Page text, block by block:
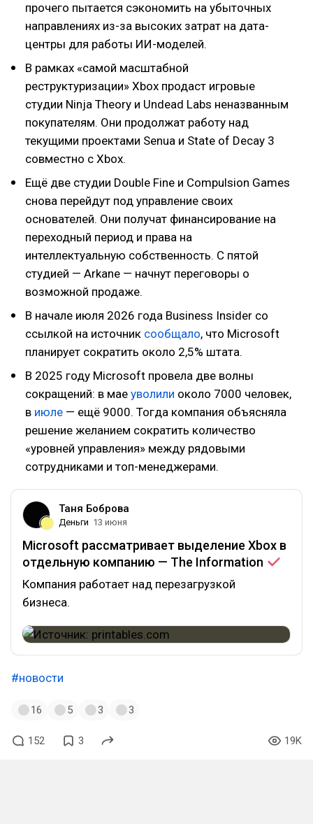
прочего пытается сэкономить на убыточных
направлениях из-за высоких затрат на дата-
центры для работы ИИ-моделей.
В рамках «самой масштабной
реструктуризации» Xbox продаст игровые
студии Ninja Theory и Undead Labs неназванным
покупателям. Они продолжат работу над
текущими проектами Senua и State of Decay 3
совместно с Xbox.
Ещё две студии Double Fine и Compulsion Games
снова перейдут под управление своих
основателей. Они получат финансирование на
переходный период и права на
интеллектуальную собственность. С пятой
студией — Arkane — начнут переговоры о
возможной продаже.
В начале июля 2026 года Business Insider со
ссылкой на источник сообщало, что Microsoft
планирует сократить около 2,5% штата.
В 2025 году Microsoft провела две волны
сокращений: в мае уволили около 7000 человек,
в июле — ещё 9000. Тогда компания объясняла
решение желанием сократить количество
«уровней управления» между рядовыми
сотрудниками и топ-менеджерами.
Таня Боброва
Деньги 13 июня
Microsoft рассматривает выделение Xbox в
отдельную компанию — The Information
Компания работает над перезагрузкой
бизнеса.
#новости
16 5 3 3
152 3 19K